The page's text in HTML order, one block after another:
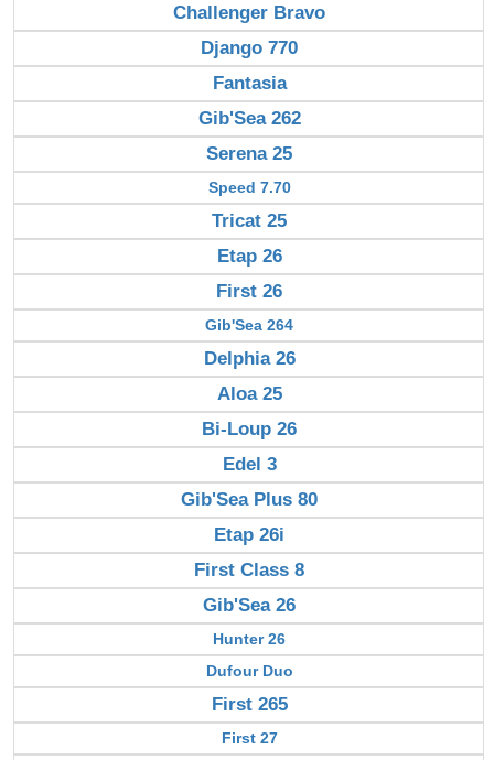
Challenger Bravo
Django 770
Fantasia
Gib'Sea 262
Serena 25
Speed 7.70
Tricat 25
Etap 26
First 26
Gib'Sea 264
Delphia 26
Aloa 25
Bi-Loup 26
Edel 3
Gib'Sea Plus 80
Etap 26i
First Class 8
Gib'Sea 26
Hunter 26
Dufour Duo
First 265
First 27